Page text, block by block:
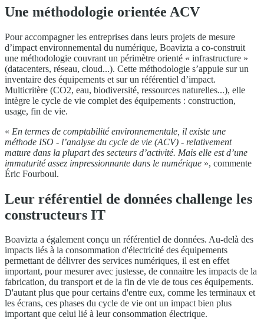
Une méthodologie orientée ACV
Pour accompagner les entreprises dans leurs projets de mesure
d’impact environnemental du numérique, Boavizta a co-construit
une méthodologie couvrant un périmètre orienté « infrastructure »
(datacenters, réseau, cloud...). Cette méthodologie s’appuie sur un
inventaire des équipements et sur un référentiel d’impact.
Multicritère (CO2, eau, biodiversité, ressources naturelles...), elle
intègre le cycle de vie complet des équipements : construction,
usage, fin de vie.
« En termes de comptabilité environnementale, il existe une
méthode ISO - l’analyse du cycle de vie (ACV) - relativement
mature dans la plupart des secteurs d’activité. Mais elle est d’une
immaturité assez impressionnante dans le numérique », commente
Éric Fourboul.
Leur référentiel de données challenge les
constructeurs IT
Boavizta a également conçu un référentiel de données. Au-delà des
impacts liés à la consommation d'électricité des équipements
permettant de délivrer des services numériques, il est en effet
important, pour mesurer avec justesse, de connaitre les impacts de la
fabrication, du transport et de la fin de vie de tous ces équipements.
D'autant plus que pour certains d'entre eux, comme les terminaux et
les écrans, ces phases du cycle de vie ont un impact bien plus
important que celui lié à leur consommation électrique.